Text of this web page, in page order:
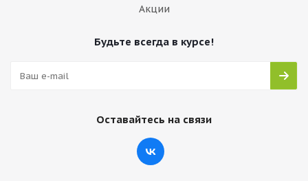
Акции
Будьте всегда в курсе!
Оставайтесь на связи